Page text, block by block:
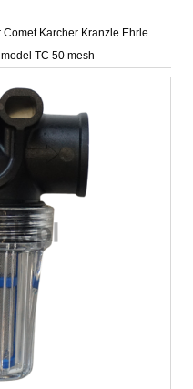
Karcher Kranzle Ehrle
TC 50 mesh